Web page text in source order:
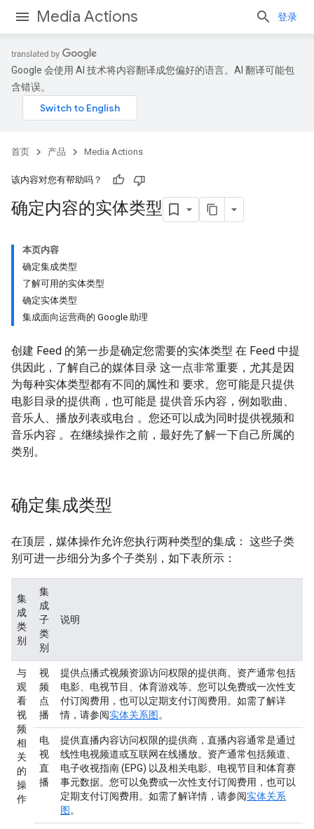
Media Actions 登录
Google 会使用 AI 技术将内容翻译成您偏好的语言。AI 翻译可能包
含错误。
首页 产品 Media Actions
该内容对您有帮助吗？
确定内容的实体类型
本页内容
确定集成类型
了解可用的实体类型
确定实体类型
集成面向运营商的 Google 助理
创建 Feed 的第一步是确定您需要的实体类型 在 Feed 中提
供因此，了解自己的媒体目录 这一点非常重要，尤其是因
为每种实体类型都有不同的属性和 要求。您可能是只提供
电影目录的提供商，也可能是 提供音乐内容，例如歌曲、
音乐人、播放列表或电台 。您还可以成为同时提供视频和
音乐内容 。在继续操作之前，最好先了解一下自己所属的
类别。
确定集成类型
在顶层，媒体操作允许您执行两种类型的集成： 这些子类
别可进一步细分为多个子类别，如下表所示：
集
成
类
别
集
成
子
类
别
说明
与
观
看
视
频
相
关
的
操
作
视
频
点
播
提供点播式视频资源访问权限的提供商。资产通常包括
电影、电视节目、体育游戏等。您可以免费或一次性支
付订阅费用，也可以定期支付订阅费用。如需了解详
情，请参阅实体关系图 。
电
视
直
播
提供直播内容访问权限的提供商，直播内容通常是通过
线性电视频道或互联网在线播放。资产通常包括频道、
电子收视指南 (EPG) 以及相关电影、电视节目和体育赛
事元数据。您可以免费或一次性支付订阅费用，也可以
定期支付订阅费用。如需了解详情，请参阅实体关系
图 。